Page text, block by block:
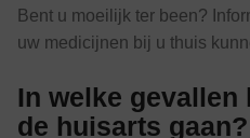
Bent u moeilijk ter been?
uw medicijnen bij u thuis
In welke gevallen
de huisarts gaan?